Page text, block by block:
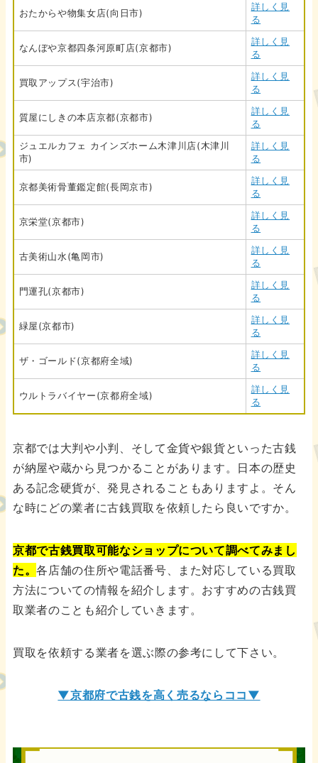
おたからや物集女店(向日市)
詳しく見
る
なんぼや京都四条河原町店(京都市)
詳しく見
る
買取アップス(宇治市)
詳しく見
る
質屋にしきの本店京都(京都市)
詳しく見
る
ジュエルカフェ カインズホーム木津川店(木津川
市)
詳しく見
る
京都美術骨董鑑定館(長岡京市)
詳しく見
る
京栄堂(京都市)
詳しく見
る
古美術山水(亀岡市)
詳しく見
る
門運孔(京都市)
詳しく見
る
緑屋(京都市)
詳しく見
る
ザ・ゴールド(京都府全域)
詳しく見
る
ウルトラバイヤー(京都府全域)
詳しく見
る
京都では大判や小判、そして金貨や銀貨といった古銭
が納屋や蔵から見つかることがあります。日本の歴史
ある記念硬貨が、発見されることもありますよ。そん
な時にどの業者に古銭買取を依頼したら良いですか。
京都で古銭買取可能なショップについて調べてみまし
た。各店舗の住所や電話番号、また対応している買取
方法についての情報を紹介します。おすすめの古銭買
取業者のことも紹介していきます。
買取を依頼する業者を選ぶ際の参考にして下さい。
▼京都府で古銭を高く売るならココ▼